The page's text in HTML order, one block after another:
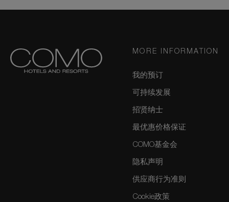
MORE INFORMATION
我的预订
可持续发展
招贤纳士
最优惠价格保证
COMO基金会
隐私声明
供应商行为准则
Cookie政策